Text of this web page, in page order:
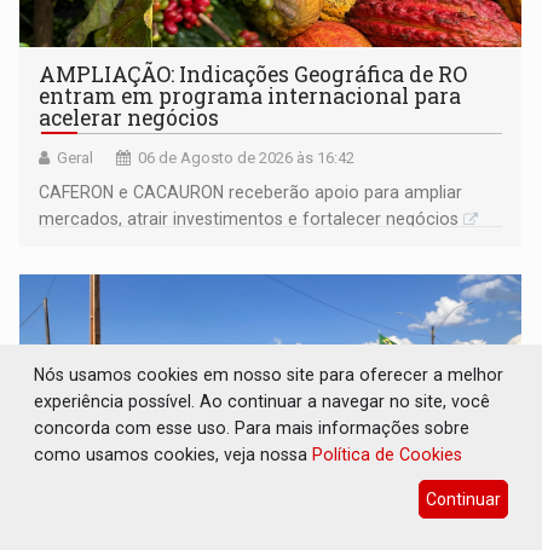
AMPLIAÇÃO: Indicações Geográfica de RO
entram em programa internacional para
acelerar negócios
Geral 06 de Agosto de 2026 às 16:42
CAFERON e CACAURON receberão apoio para ampliar
mercados, atrair investimentos e fortalecer negócios
Nós usamos cookies em nosso site para oferecer a melhor
experiência possível. Ao continuar a navegar no site, você
concorda com esse uso. Para mais informações sobre
como usamos cookies, veja nossa Política de Cookies
Continuar